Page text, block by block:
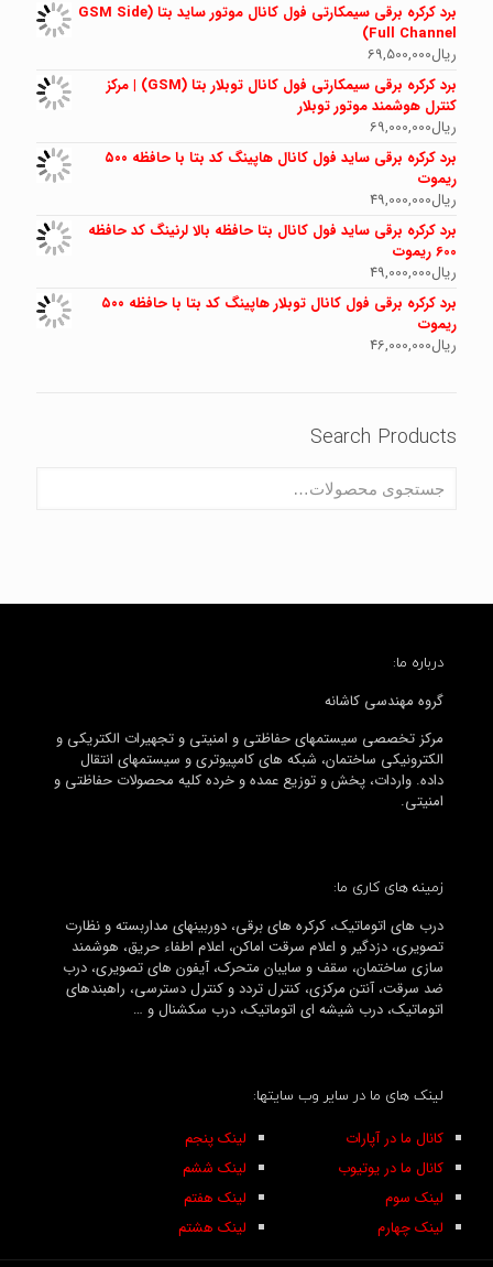
برد کرکره برقی سیمکارتی فول کانال موتور ساید بتا (GSM Side
Full Channel)
ریال69,500,000
برد کرکره برقی سیمکارتی فول کانال توبلار بتا (GSM) | مرکز
کنترل هوشمند موتور توبلار
ریال69,000,000
برد کرکره برقی ساید فول کانال هاپینگ کد بتا با حافظه ۵۰۰
ریموت
ریال49,000,000
برد کرکره برقی ساید فول کانال بتا حافظه بالا لرنینگ کد حافظه
600 ریموت
ریال49,000,000
برد کرکره برقی فول کانال توبلار هاپینگ کد بتا با حافظه ۵۰۰
ریموت
ریال46,000,000
Search Products
درباره ما:
گروه مهندسی کاشانه
مرکز تخصصی سیستمهای حفاظتی و امنیتی و تجهیرات الکتریکی و
الکترونیکی ساختمان، شبکه های کامپیوتری و سیستمهای انتقال
داده. واردات، پخش و توزیع عمده و خرده کلیه محصولات حفاظتی و
امنیتی.
زمینه های کاری ما:
درب های اتوماتیک، کرکره های برقی، دوربینهای مداربسته و نظارت
تصویری، دزدگیر و اعلام سرقت اماکن، اعلام اطفاء حریق، هوشمند
سازی ساختمان، سقف و سایبان متحرک، آیفون های تصویری، درب
ضد سرقت، آنتن مرکزی، کنترل تردد و کنترل دسترسی، راهبندهای
اتوماتیک، درب شیشه ای اتوماتیک، درب سکشنال و …
لینک های ما در سایر وب سایتها:
لینک پنجم
لینک ششم
لینک هفتم
لینک هشتم
کانال ما در آپارات
کانال ما در یوتیوب
لینک سوم
لینک چهارم